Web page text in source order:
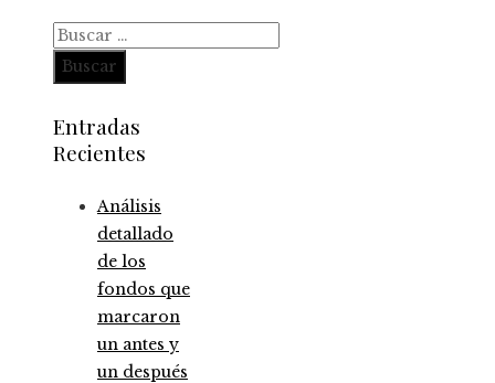
Buscar:
Entradas
Recientes
Análisis
detallado
de los
fondos que
marcaron
un antes y
un después